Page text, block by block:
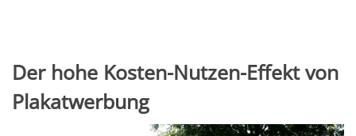
Der hohe Kosten-Nutzen-Effekt von
Plakatwerbung